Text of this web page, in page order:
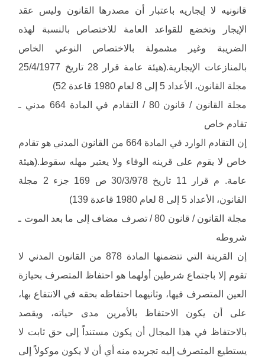
قانونيه لا إيجاريه باعتبار أن مصدرها القانون وليس عقد
الإيجار وتخضع للقواعد العامة للاختصاص بالنسبة لهذه
الضريبة وغير مشمولة بالاختصاص النوعي الخاص
بالمنازعات الإيجارية.(هيئة عامة قرار 28 تاريخ 25/4/1977
مجلة القانون، الأعداد 5 إلى 8 لعام 1980 قاعدة 52)
مجلة القانون / قانون 80 / التقادم في المادة 664 مدني ـ
تقادم خاص
إن التقادم الوارد في المادة 664 من القانون المدني هو تقادم
خاص لا يقوم على قرينه الوفاء ولا يعتبر مهله سقوط.(هيئة
عامة. م قرار 11 تاريخ 30/3/978 ص 169 جزء 2 مجلة
القانون، الأعداد 5 إلى 8 لعام 1980 قاعدة 139)
مجلة القانون / قانون 80 / تصرف مضاف إلى ما بعد الموت ـ
شروطه
إن القرينة التي تتضمنها المادة 878 من القانون المدني لا
تقوم إلا باجتماع شرطين أولهما هو احتفاظ المتصرف بحيازة
العين المتصرف فيها، وثانيهما احتفاظه بحقه في الانتفاع بها،
على أن يكون الاحتفاظ بالأمرين مدى حياته، ويقصد
بالاحتفاظ في هذا المجال أن يكون مستنداً إلى حق ثابت لا
يستطيع المتصرف إليه تجريده منه أي أن لا يكون موكولاً إلى